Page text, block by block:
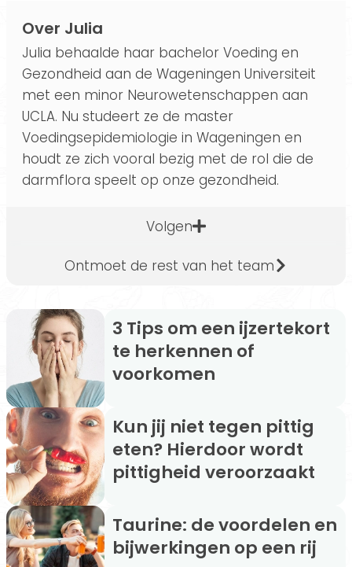
Over Julia
Julia behaalde haar bachelor Voeding en
Gezondheid aan de Wageningen Universiteit
met een minor Neurowetenschappen aan
UCLA. Nu studeert ze de master
Voedingsepidemiologie in Wageningen en
houdt ze zich vooral bezig met de rol die de
darmflora speelt op onze gezondheid.
Volgen
Ontmoet de rest van het team
3 Tips om een ijzertekort
te herkennen of
voorkomen
Kun jij niet tegen pittig
eten? Hierdoor wordt
pittigheid veroorzaakt
Taurine: de voordelen en
bijwerkingen op een rij